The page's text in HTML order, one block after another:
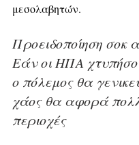
μεσολαβητών.
Προειδοποίηση σοκ
Εάν οι ΗΠΑ
ο πόλεμος θα
χάος θα αφορά
περιοχές